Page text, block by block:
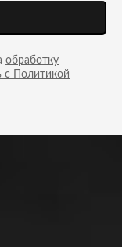
обработку
с Политикой